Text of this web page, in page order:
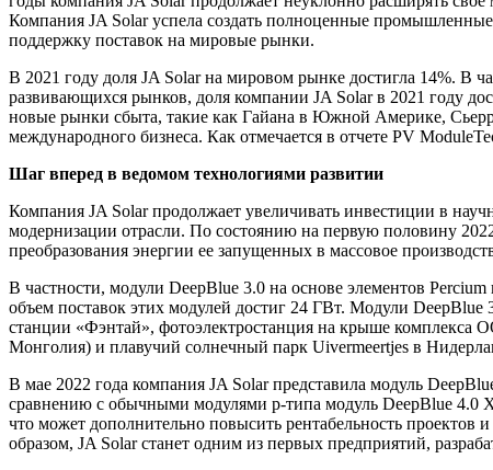
Компания JA Solar успела создать полноценные
поддержку поставок на мировые рынки.
В 2021 году доля JA Solar на мировом рынке достигла 14%. В
развивающихся рынков, доля компании JA Solar в 2021 году
новые рынки сбыта, такие как Гайана в Южной Америке,
международного бизнеса. Как отмечается в отчете PV
Шаг вперед в ведомом технологиями развитии
Компания JA Solar продолжает увеличивать инвестиции в
модернизации отрасли. По состоянию на первую половину
преобразования энергии ее запущенных в массовое
В частности, модули DeepBlue 3.0 на основе элементов
объем поставок этих модулей достиг 24 ГВт. Модули
станции «Фэнтай», фотоэлектростанция на крыше
Монголия) и плавучий солнечный парк Uivermeertjes в
В мае 2022 года компания JA Solar представила модуль
сравнению с обычными модулями p-типа модуль DeepBlue 4.0
что может дополнительно повысить рентабельность
образом, JA Solar станет одним из первых предприятий,